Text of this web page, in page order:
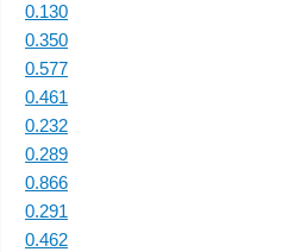
0.130
0.350
0.577
0.461
0.232
0.289
0.866
0.291
0.462